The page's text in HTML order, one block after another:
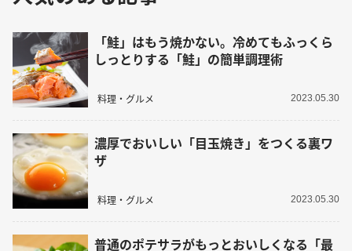
「鮭」はもう焼かない。冷めてもふっくら
しっとりする「鮭」の簡単調理術
料理・グルメ 2023.05.30
濃厚でおいしい「目玉焼き」をつくる裏ワ
ザ
料理・グルメ 2023.05.30
普通のポテサラがもっとおいしくなる「最